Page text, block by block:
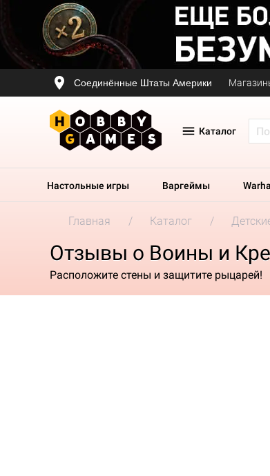
Соединённые Штаты Америки
Каталог
Настольные игры Варгеймы
Главная Каталог
Отзывы о Воины и
Расположите стены и защитите рыцарей!